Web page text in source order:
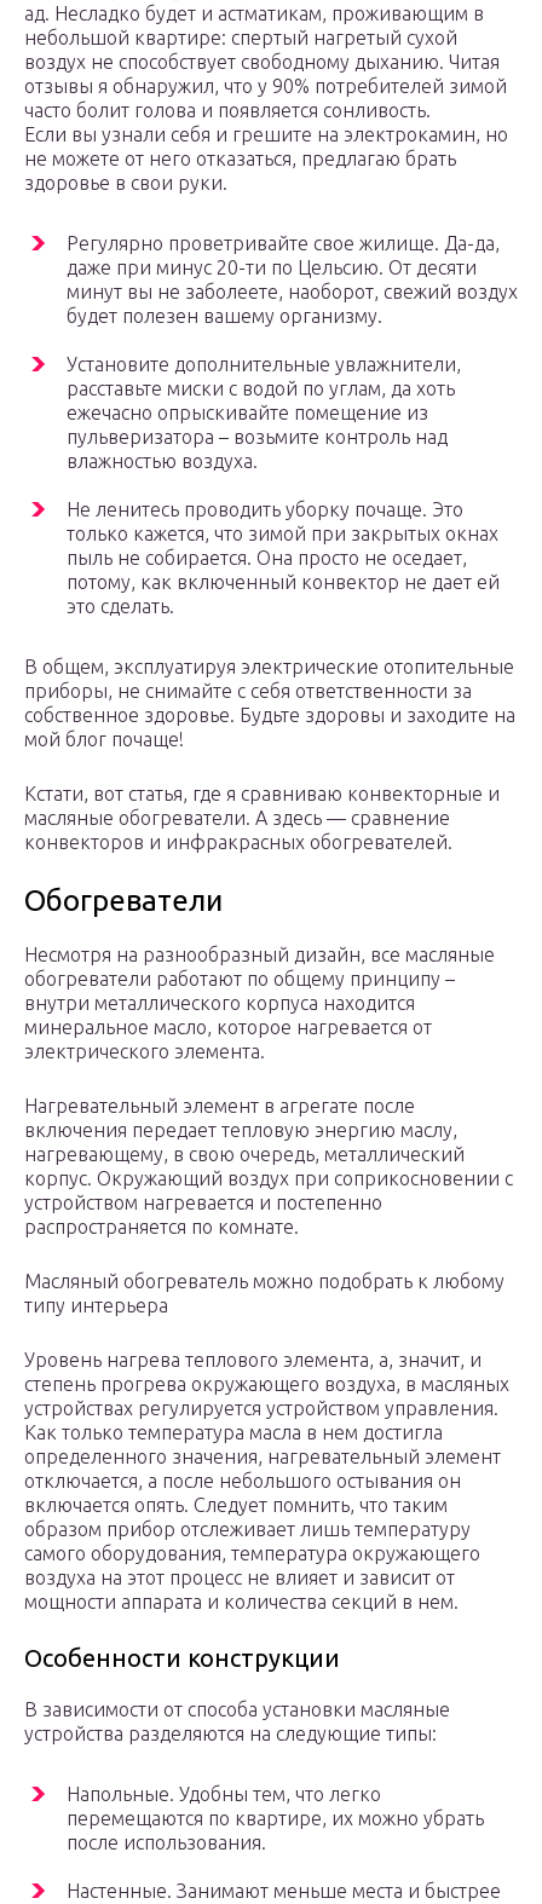
ад. Несладко будет и астматикам, проживающим в
небольшой квартире: спертый нагретый сухой
воздух не способствует свободному дыханию. Читая
отзывы я обнаружил, что у 90% потребителей зимой
часто болит голова и появляется сонливость.
Если вы узнали себя и грешите на электрокамин, но
не можете от него отказаться, предлагаю брать
здоровье в свои руки.
Регулярно проветривайте свое жилище. Да-да,
даже при минус 20-ти по Цельсию. От десяти
минут вы не заболеете, наоборот, свежий воздух
будет полезен вашему организму.
Установите дополнительные увлажнители,
расставьте миски с водой по углам, да хоть
ежечасно опрыскивайте помещение из
пульверизатора – возьмите контроль над
влажностью воздуха.
Не ленитесь проводить уборку почаще. Это
только кажется, что зимой при закрытых окнах
пыль не собирается. Она просто не оседает,
потому, как включенный конвектор не дает ей
это сделать.
В общем, эксплуатируя электрические отопительные
приборы, не снимайте с себя ответственности за
собственное здоровье. Будьте здоровы и заходите на
мой блог почаще!
Кстати, вот статья, где я сравниваю конвекторные и
масляные обогреватели. А здесь — сравнение
конвекторов и инфракрасных обогревателей.
Обогреватели
Несмотря на разнообразный дизайн, все масляные
обогреватели работают по общему принципу –
внутри металлического корпуса находится
минеральное масло, которое нагревается от
электрического элемента.
Нагревательный элемент в агрегате после
включения передает тепловую энергию маслу,
нагревающему, в свою очередь, металлический
корпус. Окружающий воздух при соприкосновении с
устройством нагревается и постепенно
распространяется по комнате.
Масляный обогреватель можно подобрать к любому
типу интерьера
Уровень нагрева теплового элемента, а, значит, и
степень прогрева окружающего воздуха, в масляных
устройствах регулируется устройством управления.
Как только температура масла в нем достигла
определенного значения, нагревательный элемент
отключается, а после небольшого остывания он
включается опять. Следует помнить, что таким
образом прибор отслеживает лишь температуру
самого оборудования, температура окружающего
воздуха на этот процесс не влияет и зависит от
мощности аппарата и количества секций в нем.
Особенности конструкции
В зависимости от способа установки масляные
устройства разделяются на следующие типы:
Напольные. Удобны тем, что легко
перемещаются по квартире, их можно убрать
после использования.
Настенные. Занимают меньше места и быстрее